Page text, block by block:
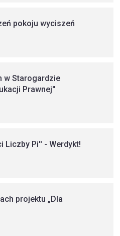
pokoju wyciszeń
w Starogardzie
Prawnej''
Liczby Pi'' - Werdykt!
projektu „Dla